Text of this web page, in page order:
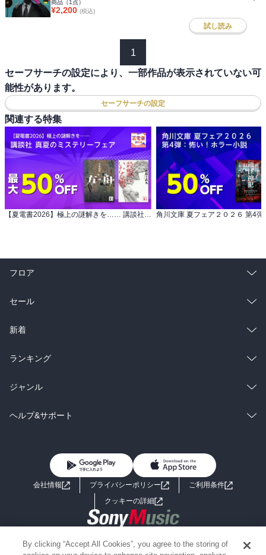
商品（1 点）
¥2,200 (税込)
試し読み
1
セーフサーチの設定により、一部作品が表示されていない可
能性があります。
セーフサーチの設定
関連する特集
【夏電書2026】極上の謎解きを…… 講談社 真夏のミステリーフェア
フロア
総合
ラノベ
雑誌・グラビア
BL・TL
セール
総合
ラノベ
雑誌・グラビア
BL・TL
新着
総合
ラノベ
雑誌・グラビア
ランキング
総合
ラノベ
ジャンル
コミック
ライトノベル 男子向けラノベ
小説
海外小説
ミステリー SF
ヘルプ&サポート
よくあるご質問 お問い合わせ
会社情報 プライバシーポリシー
ご利用条件
クッキーの詳細
Copyright 2017 - 2026 Sony Music Entertainment(Japan) Inc.
Information on the site is for the Japan domestic market only
By clicking “Accept All Cookies”, you agree to the storing of